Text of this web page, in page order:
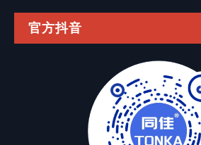
官方抖音